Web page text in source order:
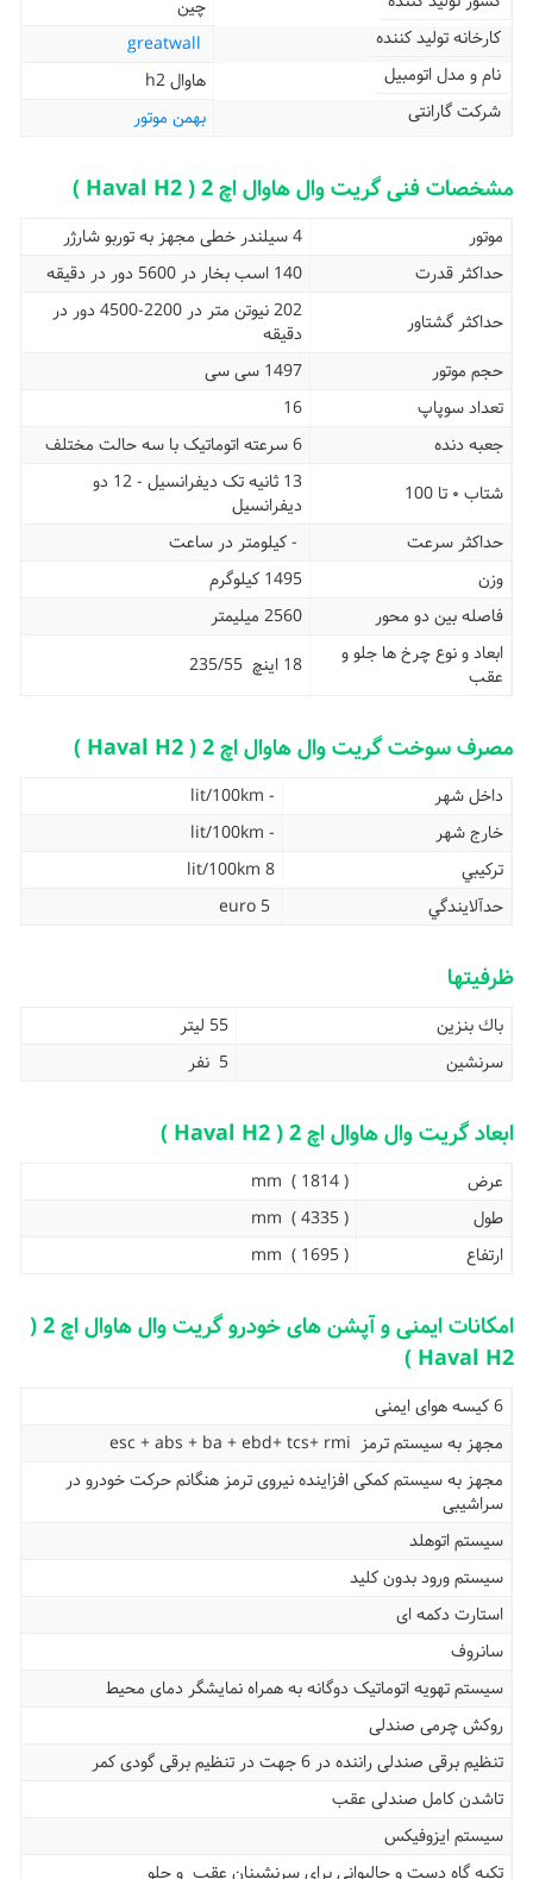
چین
کارخانه تولید کننده
نام و مدل اتومبیل
هاوال h2
شرکت گارانتی
بهمن موتور
مشخصات فنی گریت وال هاوال اچ 2 ( Haval H2 )
موتور
4 سیلندر خطی مجهز به توربو شارژر
حداکثر قدرت
140 اسب بخار در 5600 دور در دقیقه
حداکثر گشتاور
202 نیوتن متر در 2200-4500 دور در
دقیقه
حجم موتور
1497 سی سی
تعداد سوپاپ
16
جعبه دنده
6 سرعته اتوماتیک با سه حالت مختلف
شتاب ۰ تا 100
13 ثانیه تک دیفرانسیل - 12 دو
دیفرانسیل
حداکثر سرعت
- کیلومتر در ساعت
وزن
1495 کیلوگرم
فاصله بین دو محور
2560 میلیمتر
ابعاد و نوع چرخ ها جلو و
عقب
18 اینچ 235/55
مصرف سوخت گریت وال هاوال اچ 2 ( Haval H2 )
داخل شهر
- lit/100km
خارج شهر
- lit/100km
تركيبي
8 lit/100km
حدآلايندگي
ظرفیتها
باك بنزین
55 لیتر
سرنشین
5 نفر
ابعاد گریت وال هاوال اچ 2 ( Haval H2 )
عرض
( 1814 ) mm
طول
( 4335 ) mm
ارتفاع
( 1695 ) mm
امکانات ایمنی و آپشن های خودرو گریت وال هاوال اچ 2 (
Haval H2 )
6 کیسه هوای ایمنی
مجهز به سیستم ترمز esc + abs + ba + ebd+ tcs+ rmi
مجهز به سیستم کمکی افزاینده نیروی ترمز هنگانم حرکت خودرو در
سراشیبی
سیستم اتوهلد
سیستم ورود بدون کلید
استارت دکمه ای
سانروف
سیستم تهویه اتوماتیک دوگانه به همراه نمایشگر دمای محیط
روکش چرمی صندلی
تنظیم برقی صندلی راننده در 6 جهت در تنظیم برقی گودی کمر
تاشدن کامل صندلی عقب
سیستم ایزوفیکس
تکیه گاه دست و جالیوانی برای سرنشینان عقب و جلو